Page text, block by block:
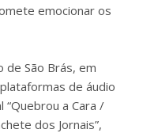
emocionar os
de São Brás, em
de áudio
“Quebrou a Cara /
dos Jornais”,